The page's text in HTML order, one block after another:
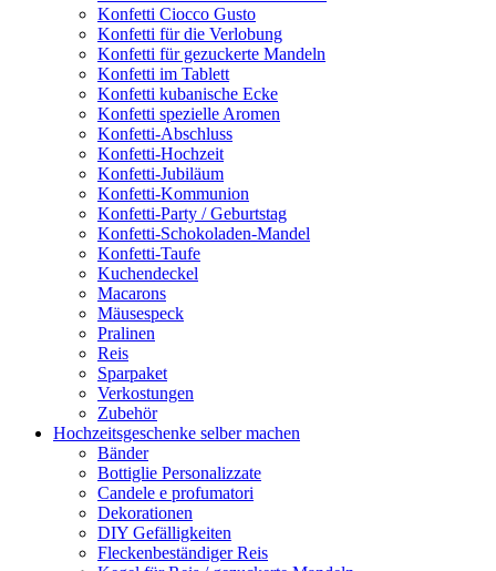
Konfetti Ciocco Gusto
Konfetti für die Verlobung
Konfetti für gezuckerte Mandeln
Konfetti im Tablett
Konfetti kubanische Ecke
Konfetti spezielle Aromen
Konfetti-Abschluss
Konfetti-Hochzeit
Konfetti-Jubiläum
Konfetti-Kommunion
Konfetti-Party / Geburtstag
Konfetti-Schokoladen-Mandel
Konfetti-Taufe
Kuchendeckel
Macarons
Mäusespeck
Pralinen
Reis
Sparpaket
Verkostungen
Zubehör
Hochzeitsgeschenke selber machen
Bänder
Bottiglie Personalizzate
Candele e profumatori
Dekorationen
DIY Gefälligkeiten
Fleckenbeständiger Reis